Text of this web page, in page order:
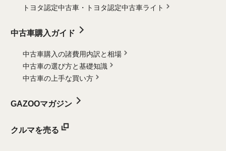
トヨタ認定中古車・
トヨタ認定中古車ライト
中古車購入ガイド
中古車購入の諸費用内訳と相場
中古車の選び方と基礎知識
中古車の上手な買い方
GAZOOマガジン
クルマを売る